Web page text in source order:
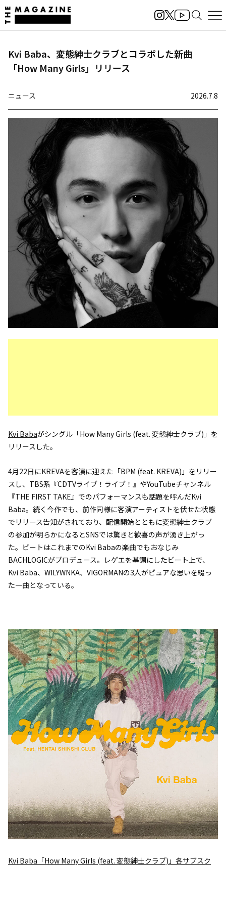
Kvi Baba、変態紳士クラブとコラボした新曲
「How Many Girls」リリース
ニュース 2026.7.8
Kvi Babaがシングル「How Many Girls (feat. 変態紳士クラブ)」を
リリースした。
4月22日にKREVAを客演に迎えた「BPM (feat. KREVA)」をリリー
スし、TBS系『CDTVライブ！ライブ！』やYouTubeチャンネル
『THE FIRST TAKE』でのパフォーマンスも話題を呼んだKvi
Baba。続く今作でも、前作同様に客演アーティストを伏せた状態
でリリース告知がされており、配信開始とともに変態紳士クラブ
の参加が明らかになるとSNSでは驚きと歓喜の声が湧き上がっ
た。ビートはこれまでのKvi Babaの楽曲でもおなじみ
BACHLOGICがプロデュース。レゲエを基調にしたビート上で、
Kvi Baba、WILYWNKA、VIGORMANの3人がピュアな思いを綴っ
た一曲となっている。
Kvi Baba「How Many Girls (feat. 変態紳士クラブ)」各サブスク